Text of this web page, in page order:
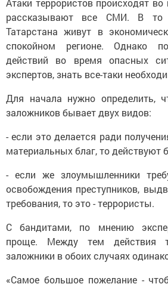
Атаки террористов происходят
рассказывают все СМИ. В то
Татарстана живут в
спокойном регионе. Однако
действий во время опасных
экспертов, знать все-таки
Для начала нужно определить,
заложников бывает двух видов:
- если это делается ради
материальных благ, то действуют
- если же злоумышленники
освобождения преступников,
требования, то это - террористы.
С бандитами, по мнению
проще. Между тем действия
заложники в обоих случаях
«Самое большое пожелание -